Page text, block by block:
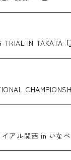
TRIAL IN TAKATA
アル関西 in いなべ